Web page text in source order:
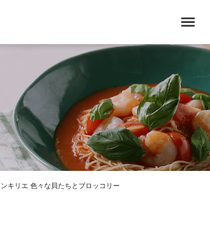
menu
ンキリエ 色々な貝たちとブロッコリー